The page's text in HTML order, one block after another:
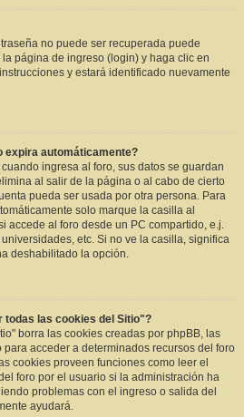
no puede ser recuperada puede
página de ingreso (login) y haga clic en
y estará identificado nuevamente
expira automáticamente?
cuando ingresa al foro, sus datos se guardan
al salir de la página o al cabo de cierto
pueda ser usada por otra persona. Para
solo marque la casilla al
accede al foro desde un PC compartido, e.j.
etc. Si no ve la casilla, significa
deshabilitado la opción.
todas las cookies del Sitio"?
borra las cookies creadas por phpBB, las
acceder a determinados recursos del foro
cookies proveen funciones como leer el
foro por el usuario si la administración ha
problemas con el ingreso o salida del
ayudará.